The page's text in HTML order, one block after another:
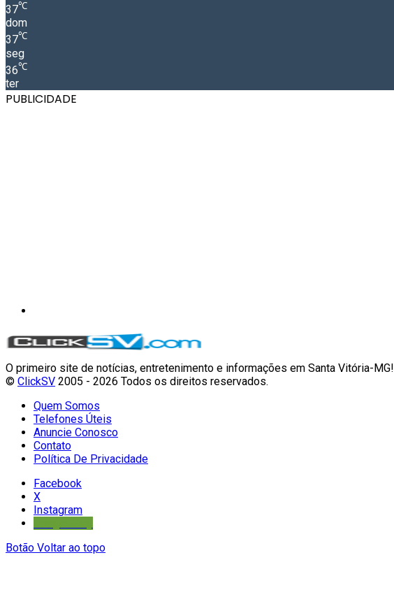
37℃
dom
37℃
seg
36℃
ter
PUBLICIDADE
O primeiro site de notícias, entretenimento e informações em Santa Vitória-MG!
© ClickSV 2005 - 2026 Todos os direitos reservados.
Quem Somos
Telefones Úteis
Anuncie Conosco
Contato
Política De Privacidade
Facebook
X
Instagram
Botão Voltar ao topo